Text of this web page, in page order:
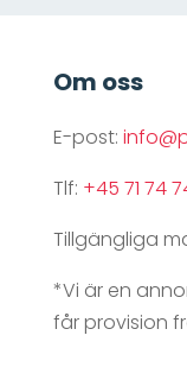
Om oss
E-post:
Tlf: +45 71 74
Tillgängliga
*Vi är en
får provision